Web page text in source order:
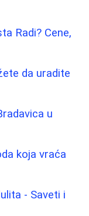
Radi? Cene,
da uradite
u
koja vraća
- Saveti i